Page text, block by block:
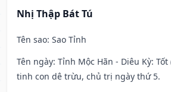
Nhị Thập Bát Tú
Tên sao: Sao Tỉnh
Tên ngày: Tỉnh Mộc Hãn - Diêu Kỳ:
tinh con dê trừu, chủ trị ngày thứ 5.